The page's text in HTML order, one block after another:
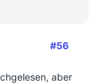
#56
aber